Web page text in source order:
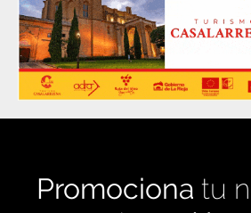
Promociona tu